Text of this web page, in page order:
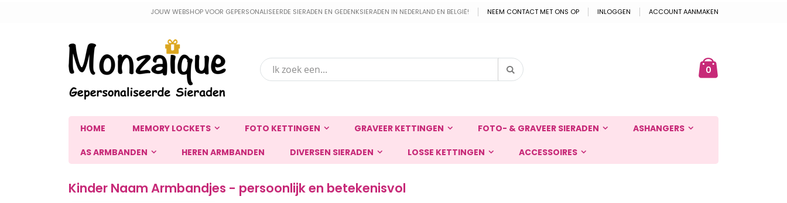
inhoud
JOUW WEBSHOP VOOR GEPERSONALISEERDE SIERADEN EN GEDENKSIERADEN IN NEDERLAND EN BELGIË! NEEM CONTACT MET ONS OP INLOGGEN ACCOUNT AANMAKEN
0producten
Zoek
Zoek
HOME MEMORY LOCKETS FOTO KETTINGEN GRAVEER KETTINGEN FOTO- & GRAVEER SIERADEN ASHANGERS
AS ARMBANDEN HEREN ARMBANDEN DIVERSEN SIERADEN LOSSE KETTINGEN ACCESSOIRES
Kinder Naam Armbandjes - persoonlijk en betekenisvol